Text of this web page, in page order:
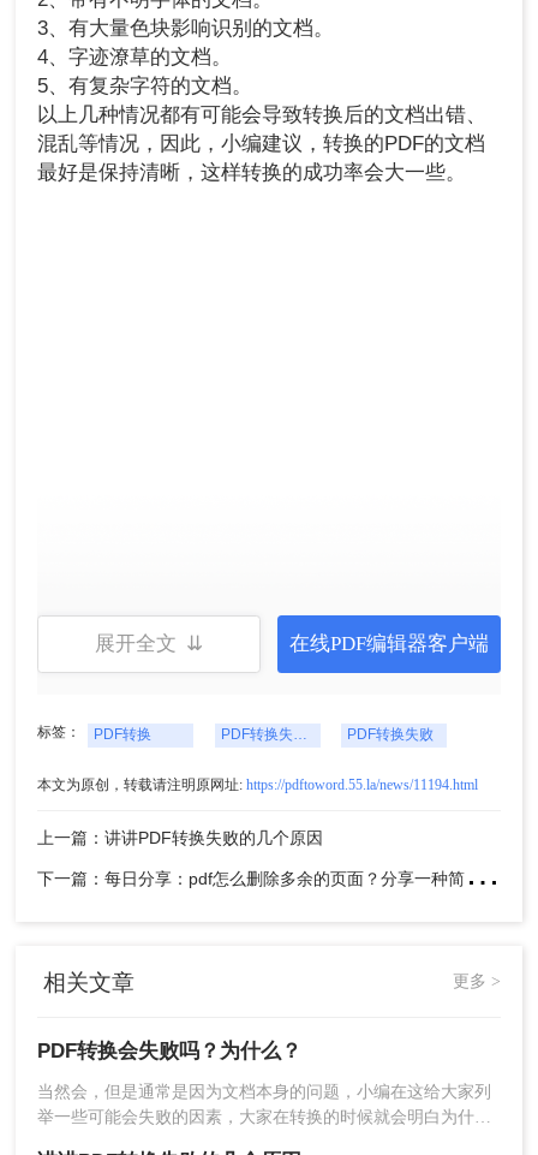
3、有大量色块影响识别的文档。
4、字迹潦草的文档。
5、有复杂字符的文档。
以上几种情况都有可能会导致转换后的文档出错、
混乱等情况，因此，小编建议，转换的PDF的文档
最好是保持清晰，这样转换的成功率会大一些。
展开全文 ⇊ 在线PDF编辑器客户端
标签： PDF转换 PDF转换失败原因 PDF转换失败
本文为原创，转载请注明原网址: https://pdftoword.55.la/news/11194.html
上一篇：讲讲PDF转换失败的几个原因
下
一篇：每日分享：pdf怎么删除多余的页面？分享一种简单的删除方法
相关文章 更多 >
PDF转换会失败吗？为什么？
当然会，但是通常是因为文档本身的问题，小编在这给大家列
举一些可能会失败的因素，大家在转换的时候就会明白为什么